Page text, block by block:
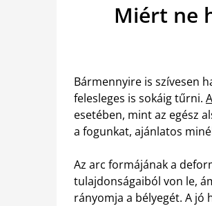
Miért ne
Bármennyire is szívesen
felesleges is sokáig tűrni.
esetében, mint az egész
a fogunkat, ajánlatos
Az arc formájának a
tulajdonságaiból von le,
rányomja a bélyegét. A jó